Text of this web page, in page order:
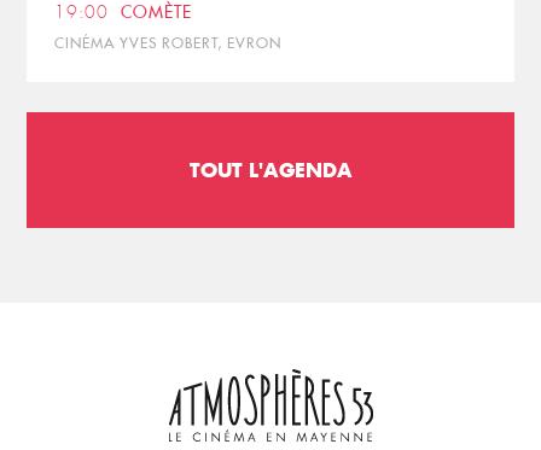
19:00 COMÈTE
CINÉMA YVES ROBERT, EVRON
TOUT L'AGENDA